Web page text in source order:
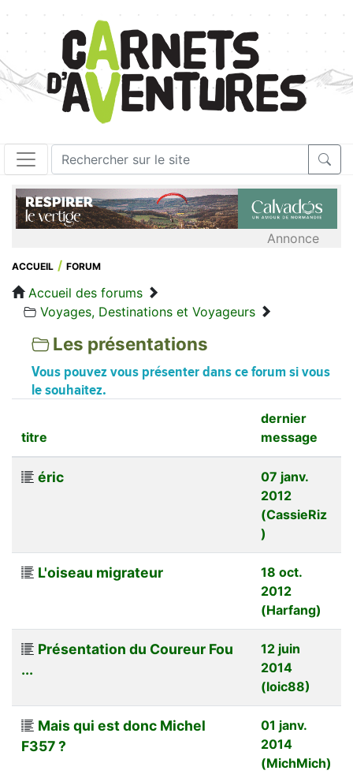
Annonce
ACCUEIL FORUM
Accueil des forums
Voyages, Destinations et Voyageurs
Les présentations
Vous pouvez vous présenter dans ce forum si vous
le souhaitez.
titre
dernier
message
éric
07 janv.
2012
(CassieRiz
)
L'oiseau migrateur
18 oct.
2012
(Harfang)
Présentation du Coureur Fou
...
12 juin
2014
(loic88)
Mais qui est donc Michel
F357 ?
01 janv.
2014
(MichMich)